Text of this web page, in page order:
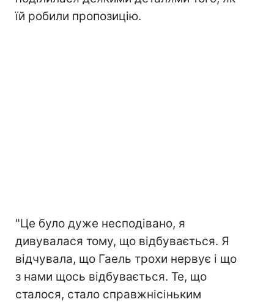
їй робили пропозицію.
"Це було дуже несподівано, я
дивувалася тому, що відбувається. Я
відчувала, що Гаель трохи нервує і що
з нами щось відбувається. Те, що
сталося, стало справжнісіньким